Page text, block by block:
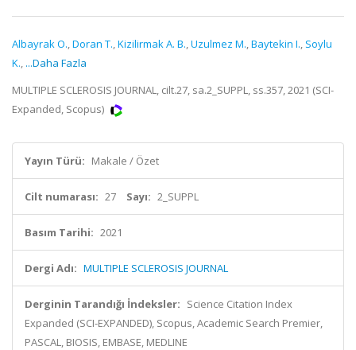
Albayrak O.,Doran T.,Kizilirmak A. B.,Uzulmez M.,Baytekin I., Soylu
K., ...Daha Fazla
MULTIPLE SCLEROSIS JOURNAL, cilt.27, sa.2_SUPPL, ss.357, 2021 (SCI-
Expanded, Scopus)
Yayın Türü: Makale / Özet
Cilt numarası: 27 Sayı: 2_SUPPL
Basım Tarihi: 2021
Dergi Adı: MULTIPLE SCLEROSIS JOURNAL
Derginin Tarandığı İndeksler: Science Citation Index
Expanded (SCI-EXPANDED), Scopus, Academic Search Premier,
PASCAL, BIOSIS, EMBASE, MEDLINE